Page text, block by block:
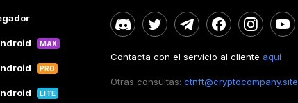
MAX
PRO
LITE
Contacta con el servicio al cliente aquí
Otras consultas: ctnft@cryptocompany.site